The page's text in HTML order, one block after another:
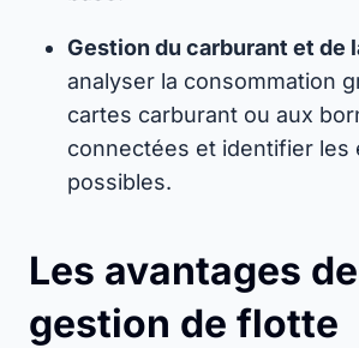
Gestion du carburant et de
analyser la consommation
cartes carburant ou aux
connectées et identifier les
possibles.
Les avantages
gestion de flotte